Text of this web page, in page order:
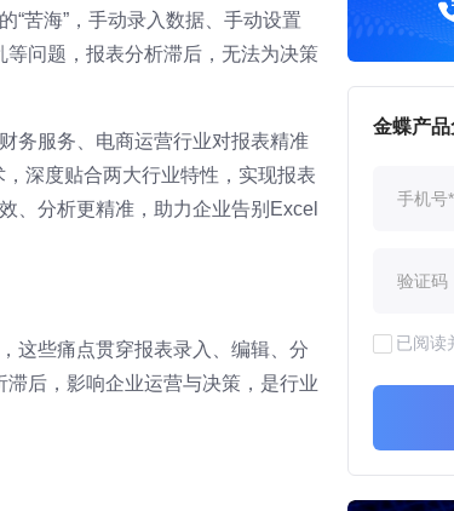
“苦海”，手动录入数据、手动设置
问题，报表分析滞后，无法为决策
务服务、电商运营行业对报表精准
深度贴合两大行业特性，实现报表
、分析更精准，助力企业告别Excel
这些痛点贯穿报表录入、编辑、分
后，影响企业运营与决策，是行业
金蝶产品
已阅读